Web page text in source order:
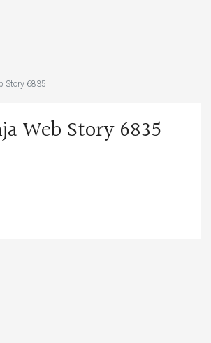
Story 6835
Web Story 6835